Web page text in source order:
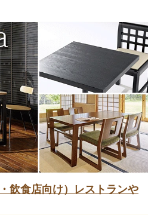
飲食店向け）レストランや